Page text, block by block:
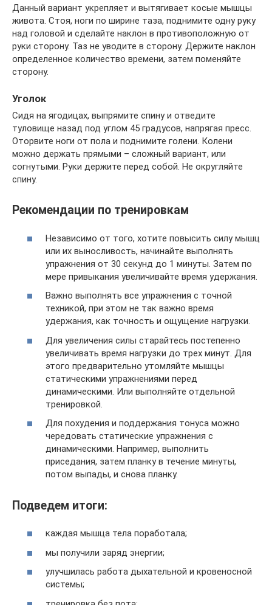
Данный вариант укрепляет и вытягивает косые мышцы
живота. Стоя, ноги по ширине таза, поднимите одну руку
над головой и сделайте наклон в противоположную от
руки сторону. Таз не уводите в сторону. Держите наклон
определенное количество времени, затем поменяйте
сторону.
Уголок
Сидя на ягодицах, выпрямите спину и отведите
туловище назад под углом 45 градусов, напрягая пресс.
Оторвите ноги от пола и поднимите голени. Колени
можно держать прямыми – сложный вариант, или
согнутыми. Руки держите перед собой. Не округляйте
спину.
Рекомендации по тренировкам
Независимо от того, хотите повысить силу мышц
или их выносливость, начинайте выполнять
упражнения от 30 секунд до 1 минуты. Затем по
мере привыкания увеличивайте время удержания.
Важно выполнять все упражнения с точной
техникой, при этом не так важно время
удержания, как точность и ощущение нагрузки.
Для увеличения силы старайтесь постепенно
увеличивать время нагрузки до трех минут. Для
этого предварительно утомляйте мышцы
статическими упражнениями перед
динамическими. Или выполняйте отдельной
тренировкой.
Для похудения и поддержания тонуса можно
чередовать статические упражнения с
динамическими. Например, выполнить
приседания, затем планку в течение минуты,
потом выпады, и снова планку.
Подведем итоги:
каждая мышца тела поработала;
мы получили заряд энергии;
улучшилась работа дыхательной и кровеносной
системы;